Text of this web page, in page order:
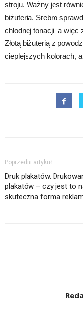
stroju. Ważny jest
biżuteria. Srebro
chłodnej tonacji, a
Złotą biżuterią z
cieplejszych kolorach,
Poprzedni artykuł
Druk plakatów.
plakatów – czy jest to
skuteczna forma